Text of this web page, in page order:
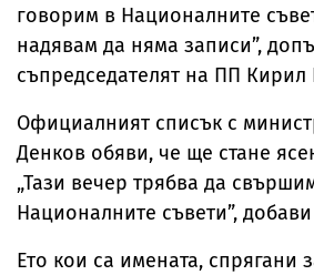
говорим в Националните
надявам да няма записи”,
съпредседателят на ПП Кирил
Официалният списък с
Денков обяви, че ще стане
„Тази вечер трябва да
Националните съвети”,
Ето кои са имената, спрягани